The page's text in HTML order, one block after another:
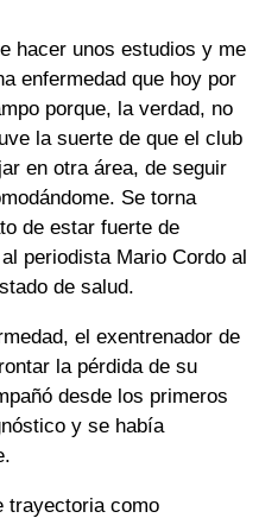
hacer unos estudios y me
enfermedad que hoy por
porque, la verdad, no
la suerte de que el club
en otra área, de seguir
Se torna
de estar fuerte de
periodista Mario Cordo al
de salud.
el exentrenador de
la pérdida de su
desde los primeros
y se había
trayectoria como